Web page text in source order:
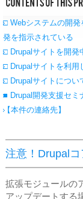
□ Webシステムの開発
発を指示されている
□ Drupalサイトを開発
□ Drupalサイトを利用
□ Drupalサイトについ
■ Drupal開発支援セミ
【本件の連絡先】
注意！Drupal
拡張モジュールの
アップデートする